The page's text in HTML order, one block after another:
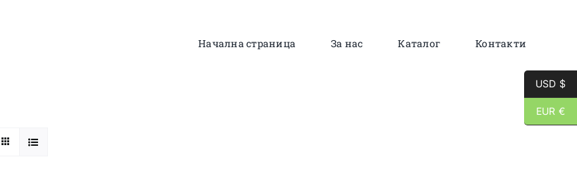
Начална страница За нас Каталог Контакти
USD $
EUR €